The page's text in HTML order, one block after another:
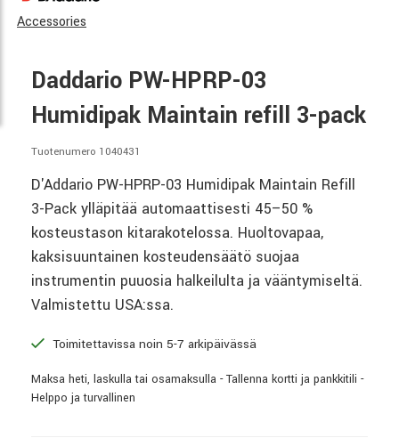
Accessories
Daddario PW-HPRP-03
Humidipak Maintain refill 3-pack
Tuotenumero 1040431
D'Addario PW-HPRP-03 Humidipak Maintain Refill
3-Pack ylläpitää automaattisesti 45–50 %
kosteustason kitarakotelossa. Huoltovapaa,
kaksisuuntainen kosteudensäätö suojaa
instrumentin puuosia halkeilulta ja vääntymiseltä.
Valmistettu USA:ssa.
Toimitettavissa noin 5-7 arkipäivässä
Maksa heti, laskulla tai osamaksulla - Tallenna kortti ja pankkitili -
Helppo ja turvallinen